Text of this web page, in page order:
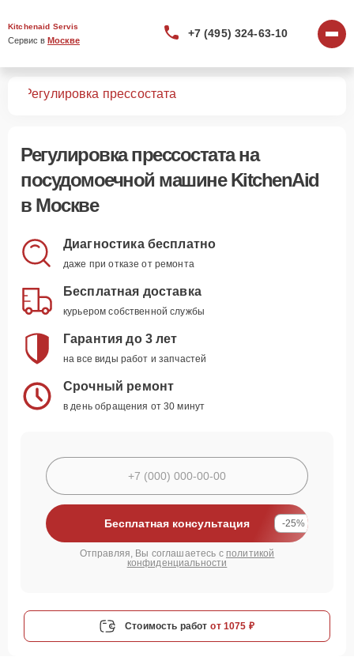
Kitchenaid Servis
Сервис в Москве
+7 (495) 324-63-10
Регулировка прессостата
Регулировка прессостатана
посудомоечной машине KitchenAid
в Москве
Диагностика бесплатно
даже при отказе от ремонта
Бесплатная доставка
курьером собственной службы
Гарантия до 3 лет
на все виды работ и запчастей
Срочный ремонт
в день обращения от 30 минут
Бесплатная консультация -25%
Отправляя, Вы соглашаетесь с политикой
конфиденциальности
Стоимость работ от 1075 ₽